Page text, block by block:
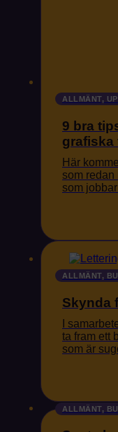
ALLMÄNT,
9 bra
grafiska
Här
som redan
som
ALLMÄNT,
Skynda
I
ta fram ett
som är
ALLMÄNT,